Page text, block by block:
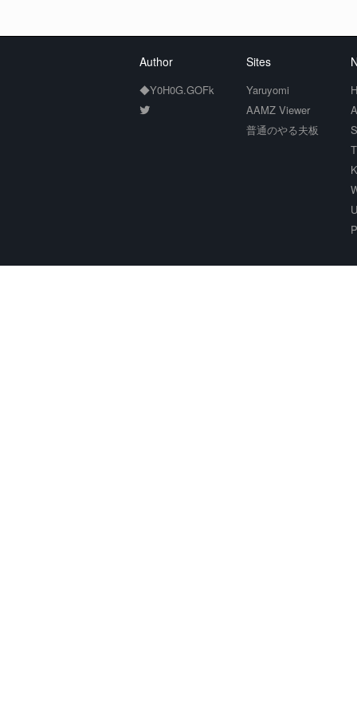
Author
◆Y0H0G.GOFk
Sites
Yaruyomi
AAMZ Viewer
普通のやる夫板